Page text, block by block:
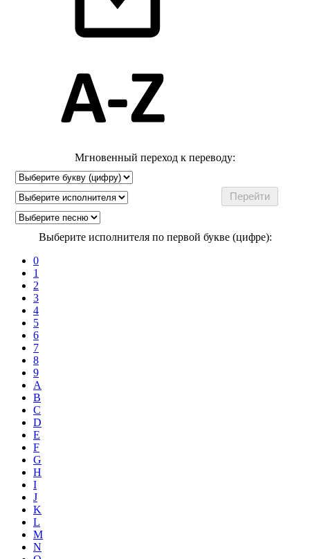
Мгновенный переход к переводу:
Выберите исполнителя по первой букве (цифре):
0
1
2
3
4
5
6
7
8
9
A
B
C
D
E
F
G
H
I
J
K
L
M
N